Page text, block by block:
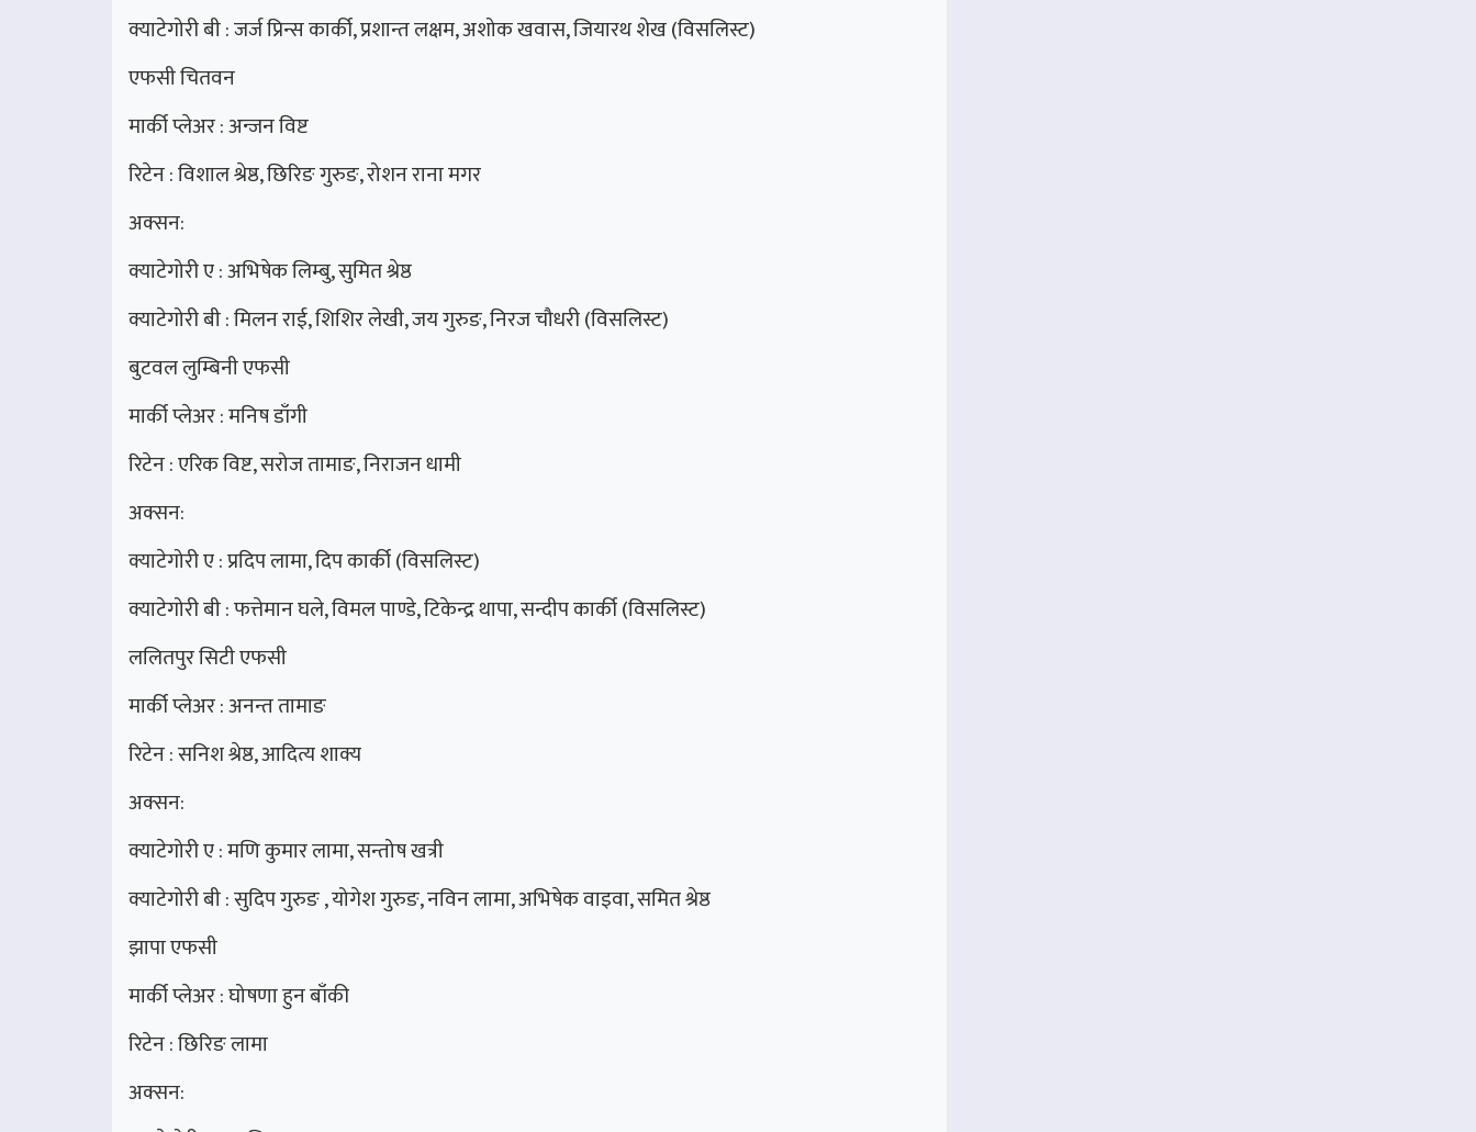
क्याटेगोरी बी : जर्ज प्रिन्स कार्की, प्रशान्त लक्षम, अशोक खवास, जियारथ शेख (विसलिस्ट)
एफसी चितवन
मार्की प्लेअर : अन्जन विष्ट
रिटेन : विशाल श्रेष्ठ, छिरिङ गुरुङ, रोशन राना मगर
अक्सन:
क्याटेगोरी ए : अभिषेक लिम्बु, सुमित श्रेष्ठ
क्याटेगोरी बी : मिलन राई, शिशिर लेखी, जय गुरुङ, निरज चौधरी (विसलिस्ट)
बुटवल लुम्बिनी एफसी
मार्की प्लेअर : मनिष डाँगी
रिटेन : एरिक विष्ट, सरोज तामाङ, निराजन धामी
अक्सन:
क्याटेगोरी ए : प्रदिप लामा, दिप कार्की (विसलिस्ट)
क्याटेगोरी बी : फत्तेमान घले, विमल पाण्डे, टिकेन्द्र थापा, सन्दीप कार्की (विसलिस्ट)
ललितपुर सिटी एफसी
मार्की प्लेअर : अनन्त तामाङ
रिटेन : सनिश श्रेष्ठ, आदित्य शाक्य
अक्सन:
क्याटेगोरी ए : मणि कुमार लामा, सन्तोष खत्री
क्याटेगोरी बी : सुदिप गुरुङ , योगेश गुरुङ, नविन लामा, अभिषेक वाइवा, समित श्रेष्ठ
झापा एफसी
मार्की प्लेअर : घोषणा हुन बाँकी
रिटेन : छिरिङ लामा
अक्सन: